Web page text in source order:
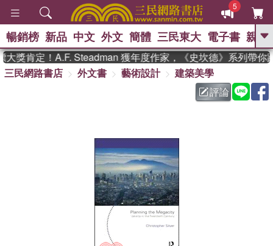
5
GO
熱搜： 東野圭吾 、 高希均教授回憶錄
父親節 、 如果歷
暑期推薦 、 國際布克
偉大的迷走神經
暢銷榜 新品 中文 外文 簡體 三民東大 電子書 親子
獎肯定！A.F. Steadman 獲年度作家，《史坎德》系列帶你踏
三民網路書店
外文書 藝術設計
建築美學
評論